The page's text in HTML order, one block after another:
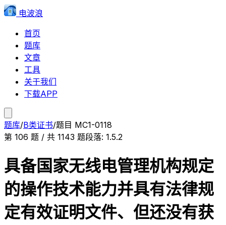
电波浪
首页
题库
文章
工具
关于我们
下载APP
题库/B类证书/题目 MC1-0118
第 106 题 / 共 1143 题段落: 1.5.2
具备国家无线电管理机构规定
的操作技术能力并具有法律规
定有效证明文件、但还没有获